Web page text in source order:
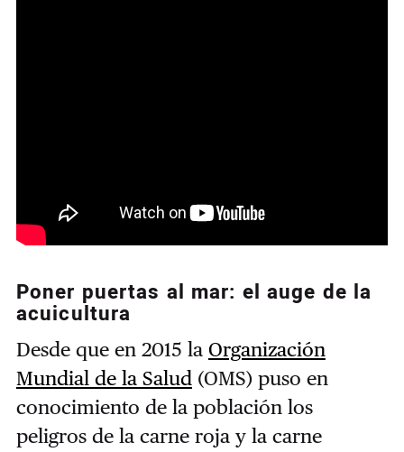
Poner puertas al mar: el auge de la
acuicultura
Desde que en 2015 la Organización
Mundial de la Salud(OMS) puso en
conocimiento de la población los
peligros de la carne roja y la carne